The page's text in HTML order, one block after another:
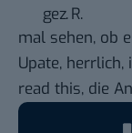
gez. R.
mal sehen, ob
Upate,
read this, die